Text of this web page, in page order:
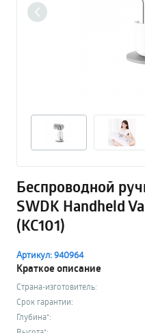
Беспроводной
SWDK Handheld
(KC101)
Артикул: 940964
Краткое описание
Страна-изготовитель:
Срок гарантии:
Глубина*: